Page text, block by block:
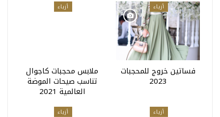
أزياء
فساتين خروج للمحجبات
2023
أزياء
ملابس محجبات كاجوال
تناسب صيحات الموضة
العالمية 2021
أزياء أزياء